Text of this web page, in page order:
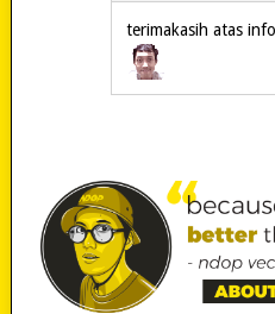
terimakasih atas